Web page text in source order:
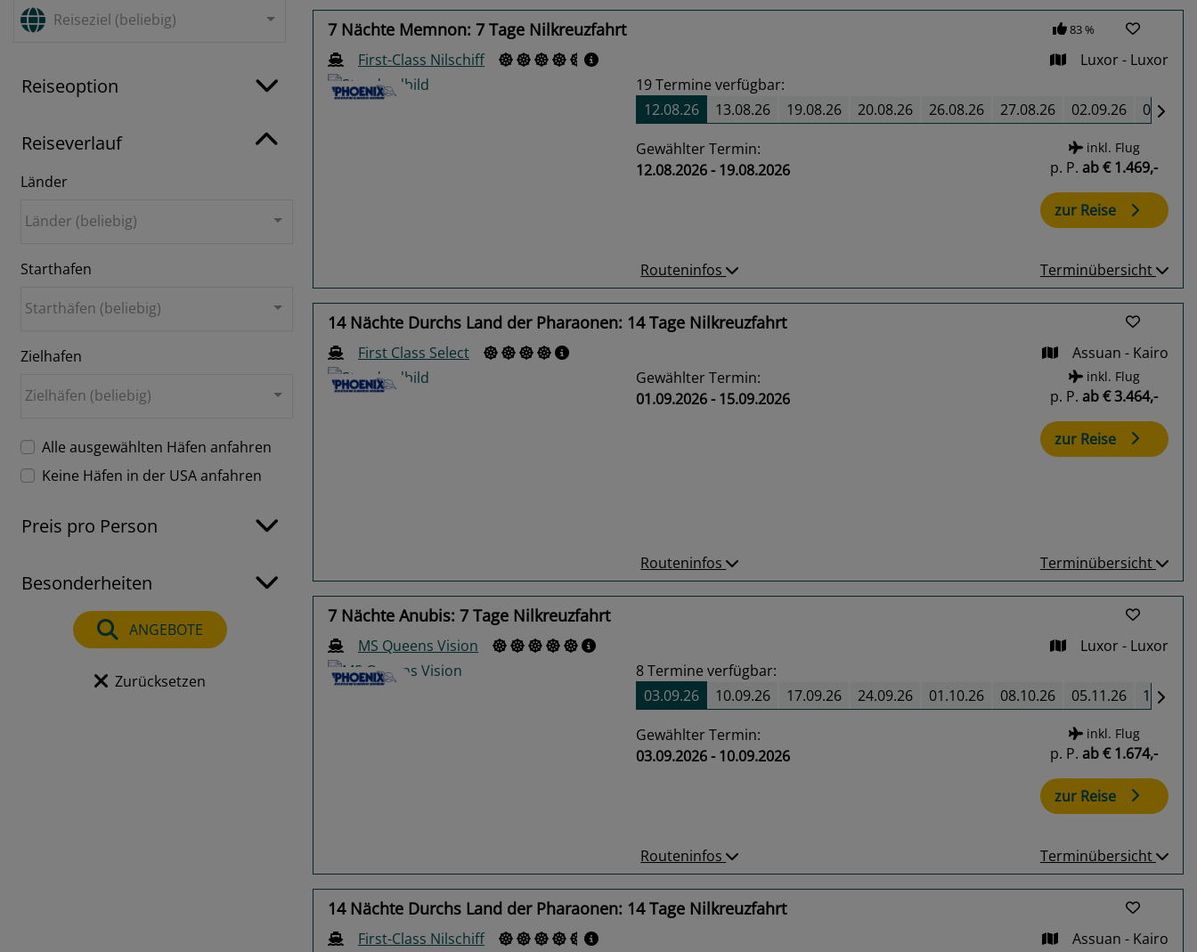
Reiseziel (beliebig)
Reiseoption
Reiseverlauf
Länder
Länder (beliebig)
Starthafen
Starthäfen (beliebig)
Zielhafen
Zielhäfen (beliebig)
Alle ausgewählten Häfen anfahren
Keine Häfen in der USA anfahren
Preis pro Person
Besonderheiten
ANGEBOTE
Zurücksetzen
7 Nächte Memnon: 7 Tage Nilkreuzfahrt 83 %
First-Class Nilschiff Luxor - Luxor
19Termine verfügbar:
12.08.26
13.08.26 19.08.26 20.08.26 26.08.26 27.08.26 02.09.26
Gewählter Termin:
12.08.2026 - 19.08.2026
inkl. Flug
p. P. ab€ 1.469,-
zur Reise
Routeninfos Terminübersicht
14 Nächte Durchs Land der Pharaonen: 14 Tage Nilkreuzfahrt
First Class Select Assuan - Kairo
Gewählter Termin:
01.09.2026 - 15.09.2026
inkl. Flug
p. P. ab€ 3.464,-
zur Reise
Routeninfos Terminübersicht
7 Nächte Anubis: 7 Tage Nilkreuzfahrt
MS Queens Vision Luxor - Luxor
8Termine verfügbar:
03.09.26
10.09.26 17.09.26 24.09.26 01.10.26 08.10.26 05.11.26
Gewählter Termin:
03.09.2026 - 10.09.2026
inkl. Flug
p. P. ab€ 1.674,-
zur Reise
Routeninfos Terminübersicht
14 Nächte Durchs Land der Pharaonen: 14 Tage Nilkreuzfahrt
First-Class Nilschiff Assuan - Kairo